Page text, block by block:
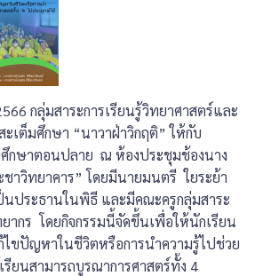
กลุ่มสาระการเรียนรู้วิทยาศาสตร์และ
ะเต็มศึกษา “นาวาฝ่าวิกฤติ” ให้กับ
กษาตอนปลาย ณ ห้องประชุมช้องนาง
ชาวิทยาคาร” โดยมีนายมนตรี ใยระย้า
นประธานในพิธี และมีคณะครูกลุ่มสาระ
ากร โดยกิจกรรมนี้จัดขึ้นเพื่อให้นักเรียน
ไขปัญหาในชีวิตหรือการนำความรู้ไปช่วย
รียนสามารถบูรณาการศาสตร์ทั้ง 4